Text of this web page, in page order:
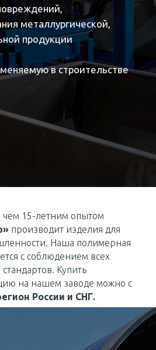
чем 15-летним опытом
производит изделия для
Наша полимерная
с соблюдением всех
Купить
на нашем заводе можно с
России и СНГ.